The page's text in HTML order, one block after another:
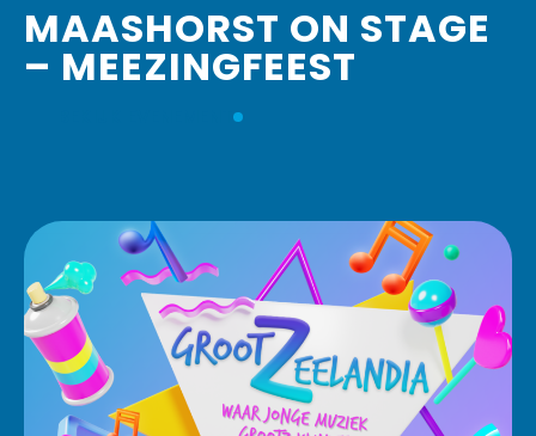
MAASHORST ON STAGE
– MEEZINGFEEST
BEKIJK EVENEMENT